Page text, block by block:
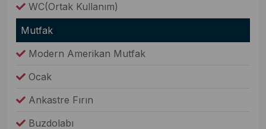
WC(Ortak Kullanım)
Mutfak
Modern Amerikan Mutfak
Ocak
Ankastre Fırın
Buzdolabı